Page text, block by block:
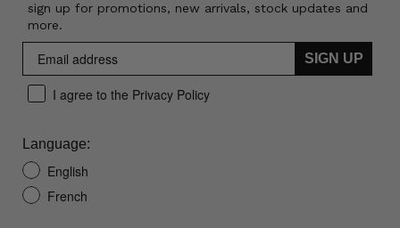
sign up for promotions, new arrivals, stock updates and
more.
SIGN UP
I agree to the Privacy Policy
Language:
English
French